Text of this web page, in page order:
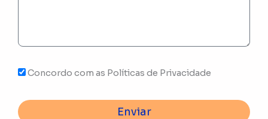
Concordo com as Políticas de Privacidade
Enviar